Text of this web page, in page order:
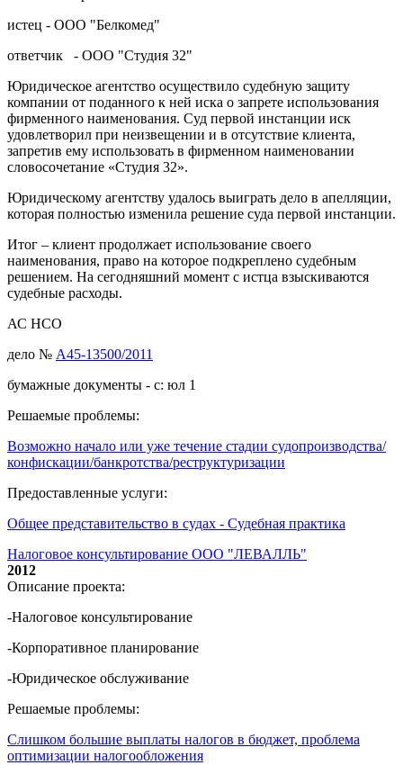
истец - ООО "Белкомед"
ответчик - ООО "Студия 32"
Юридическое агентство осуществило судебную защиту
компании от поданного к ней иска о запрете использования
фирменного наименования. Суд первой инстанции иск
удовлетворил при неизвещении и в отсутствие клиента,
запретив ему использовать в фирменном наименовании
словосочетание «Студия 32».
Юридическому агентству удалось выиграть дело в апелляции,
которая полностью изменила решение суда первой инстанции.
Итог – клиент продолжает использование своего
наименования, право на которое подкреплено судебным
решением. На сегодняшний момент с истца взыскиваются
судебные расходы.
АС НСО
дело № А45-13500/2011
бумажные документы - с: юл 1
Решаемые проблемы:
Возможно начало или уже течение стадии судопроизводства/
конфискации/банкротства/реструктуризации
Предоставленные услуги:
Общее представительство в судах - Судебная практика
Налоговое консультирование ООО "ЛЕВАЛЛЬ"
2012
Описание проекта:
-Налоговое консультирование
-Корпоративное планирование
-Юридическое обслуживание
Решаемые проблемы:
Слишком большие выплаты налогов в бюджет, проблема
оптимизации налогообложения